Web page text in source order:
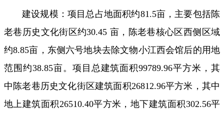
建设规模：项目总占地面积约81.5亩，主要包括陈
老巷历史文化街区约30.45 亩，陈老巷核心区西侧区域
约8.85亩，东侧六号地块去除文物小江西会馆后的用地
范围约38.85亩。项目总建筑面积99789.96平方米，其
中陈老巷历史文化街区建筑面积26812.96平方米，其中
地上建筑面积26510.40平方米，地下建筑面积302.56平